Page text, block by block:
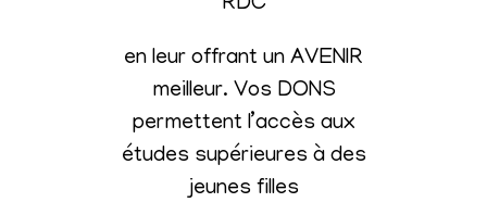
en leur offrant un AVENIR
meilleur. Vos DONS
permettent l’accès aux
études supérieures à des
jeunes filles